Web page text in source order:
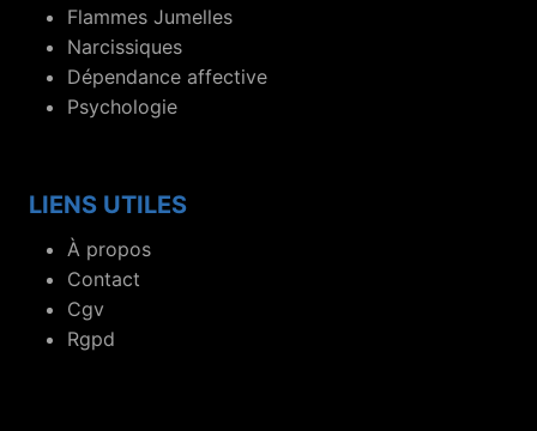
Flammes Jumelles
Narcissiques
Dépendance affective
Psychologie
LIENS UTILES
À propos
Contact
Cgv
Rgpd